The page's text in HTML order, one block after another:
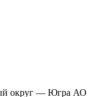
округ — Югра АО